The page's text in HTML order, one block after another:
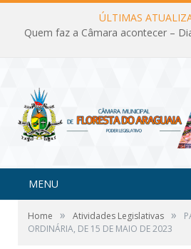
ÚLTIMAS
Quem faz a Câmara acontecer –
MENU
Home » Atividades Legislativas »
ORDINÁRIA, DE 15 DE MAIO DE 2023